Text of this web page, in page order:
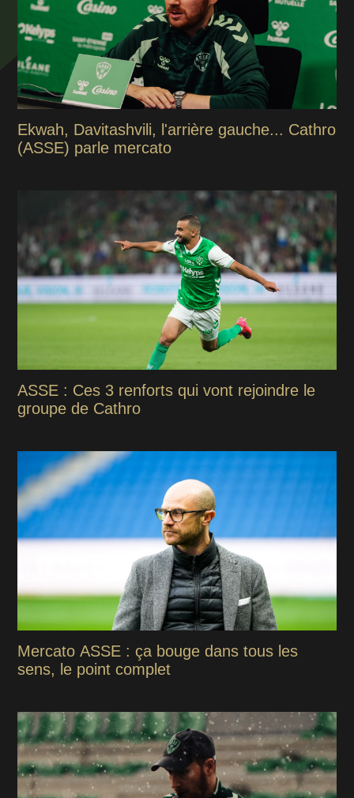
Ekwah, Davitashvili, l'arrière gauche... Cathro
(ASSE) parle mercato
ASSE : Ces 3 renforts qui vont rejoindre le
groupe de Cathro
Mercato ASSE : ça bouge dans tous les
sens, le point complet